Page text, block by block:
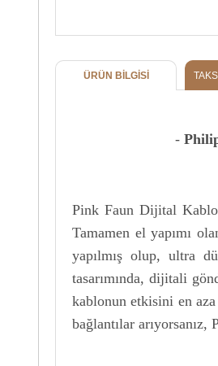
ÜRÜN BILGISI
-
Pink Faun Dijital Kablo
Tamamen el yapımı
yapılmış olup, ultra
tasarımında, dijitali
kablonun etkisini en
bağlantılar